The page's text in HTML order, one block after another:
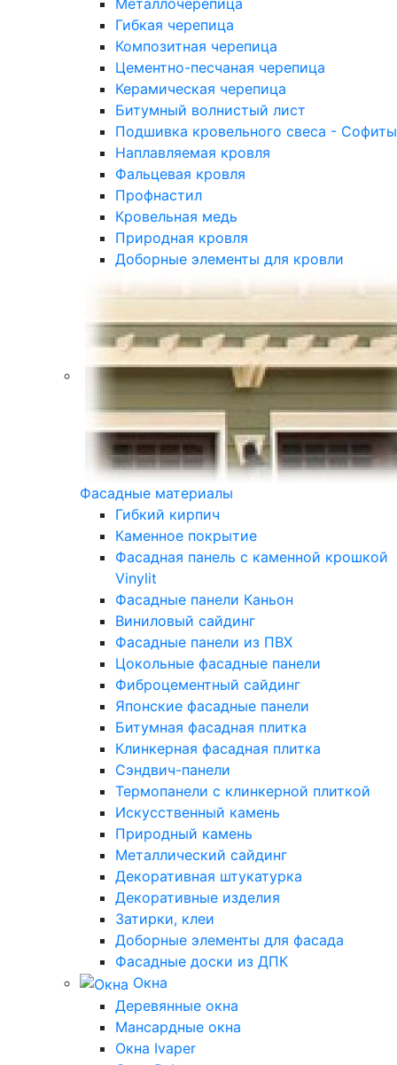
Металлочерепица
Гибкая черепица
Композитная черепица
Цементно-песчаная черепица
Керамическая черепица
Битумный волнистый лист
Подшивка кровельного свеса - Софиты
Наплавляемая кровля
Фальцевая кровля
Профнастил
Кровельная медь
Природная кровля
Доборные элементы для кровли
Фасадные материалы
Гибкий кирпич
Каменное покрытие
Фасадная панель с каменной крошкой
Vinylit
Фасадные панели Каньон
Виниловый сайдинг
Фасадные панели из ПВХ
Цокольные фасадные панели
Фиброцементный сайдинг
Японские фасадные панели
Битумная фасадная плитка
Клинкерная фасадная плитка
Сэндвич-панели
Термопанели с клинкерной плиткой
Искусственный камень
Природный камень
Металлический сайдинг
Декоративная штукатурка
Декоративные изделия
Затирки, клеи
Доборные элементы для фасада
Фасадные доски из ДПК
Окна
Деревянные окна
Мансардные окна
Окна Ivaper